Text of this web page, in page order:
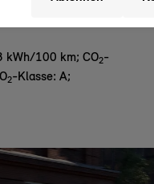
kWh/100 km; CO2-
2-Klasse: A;